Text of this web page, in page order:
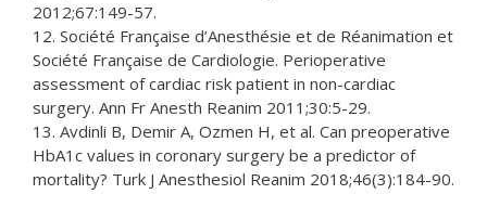
2012;67:149-57.
12. Société Française d’Anesthésie et de Réanimation et
Société Française de Cardiologie. Perioperative
assessment of cardiac risk patient in non-cardiac
surgery. Ann Fr Anesth Reanim 2011;30:5-29.
13. Avdinli B, Demir A, Ozmen H, et al. Can preoperative
HbA1c values in coronary surgery be a predictor of
mortality? Turk J Anesthesiol Reanim 2018;46(3):184-90.